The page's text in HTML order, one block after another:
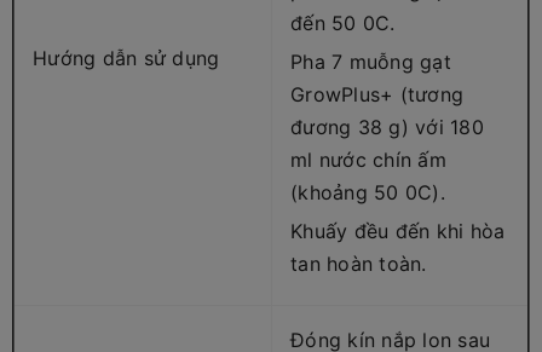
Hướng dẫn sử dụng
đến 50 0C.
Pha 7 muỗng gạt
GrowPlus+ (tương
đương 38 g) với 180
ml nước chín ấm
(khoảng 50 0C).
Khuấy đều đến khi hòa
tan hoàn toàn.
Đóng kín nắp lon sau